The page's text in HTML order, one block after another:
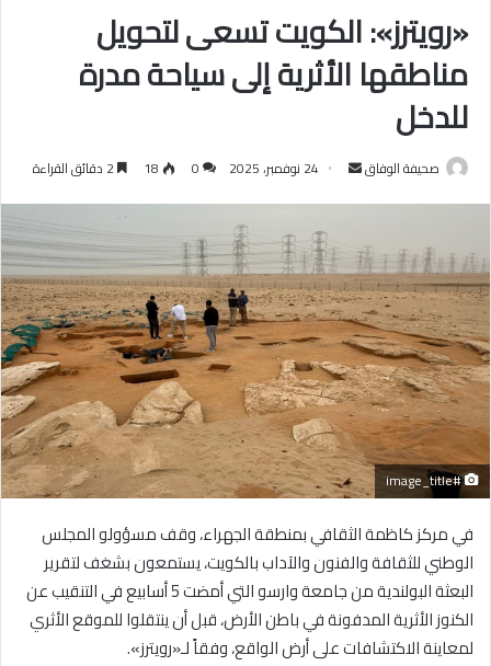
«رويترز»: الكويت تسعى لتحويل
مناطقها الأثرية إلى سياحة مدرة
للدخل
صحيفة الوفاق
أرسل 24 نوفمبر، 2025 0
18
#image_title
في مركز كاظمة الثقافي بمنطقة الجهراء، وقف مسؤولو المجلس
الوطني للثقافة والفنون والآداب بالكويت، يستمعون بشغف لتقرير
البعثة البولندية من جامعة وارسو التي أمضت 5 أسابيع في التنقيب عن
الكنوز الأثرية المدفونة في باطن الأرض، قبل أن ينتقلوا للموقع الأثري
لمعاينة الاكتشافات على أرض الواقع، وفقاً لـ«رويترز».